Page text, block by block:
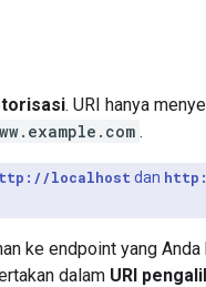
. URI hanya
.
localhost dan
ke endpoint yang
dalam URI